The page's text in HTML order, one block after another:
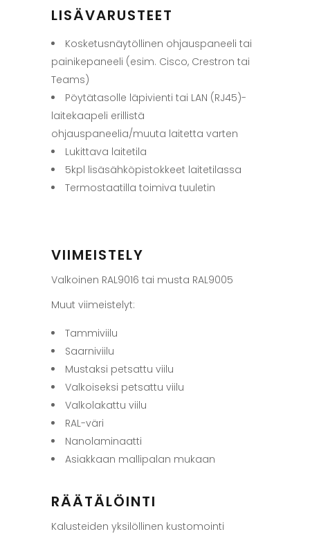
LISÄVARUSTEET
Kosketusnäytöllinen ohjauspaneeli tai
painikepaneeli (esim. Cisco, Crestron tai
Teams)
Pöytätasolle läpivienti tai LAN (RJ45)-
laitekaapeli erillistä
ohjauspaneelia/muuta laitetta varten
Lukittava laitetila
5kpl lisäsähköpistokkeet laitetilassa
Termostaatilla toimiva tuuletin
VIIMEISTELY
Valkoinen RAL9016 tai musta RAL9005
Muut viimeistelyt:
Tammiviilu
Saarniviilu
Mustaksi petsattu viilu
Valkoiseksi petsattu viilu
Valkolakattu viilu
RAL-väri
Nanolaminaatti
Asiakkaan mallipalan mukaan
RÄÄTÄLÖINTI
Kalusteiden yksilöllinen kustomointi